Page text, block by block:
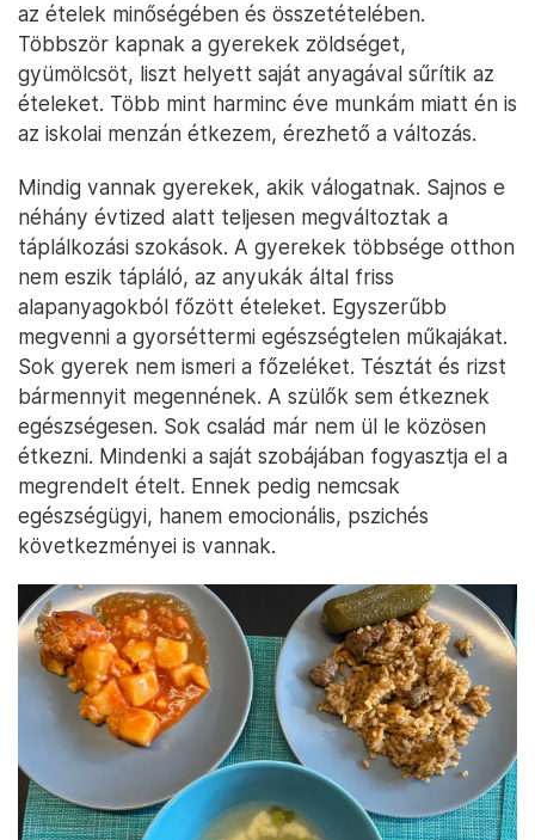
az ételek minőségében és összetételében.
Többször kapnak a gyerekek zöldséget,
gyümölcsöt, liszt helyett saját anyagával sűrítik az
ételeket. Több mint harminc éve munkám miatt én is
az iskolai menzán étkezem, érezhető a változás.
Mindig vannak gyerekek, akik válogatnak. Sajnos e
néhány évtized alatt teljesen megváltoztak a
táplálkozási szokások. A gyerekek többsége otthon
nem eszik tápláló, az anyukák által friss
alapanyagokból főzött ételeket. Egyszerűbb
megvenni a gyorséttermi egészségtelen műkajákat.
Sok gyerek nem ismeri a főzeléket. Tésztát és rizst
bármennyit megennének. A szülők sem étkeznek
egészségesen. Sok család már nem ül le közösen
étkezni. Mindenki a saját szobájában fogyasztja el a
megrendelt ételt. Ennek pedig nemcsak
egészségügyi, hanem emocionális, pszichés
következményei is vannak.